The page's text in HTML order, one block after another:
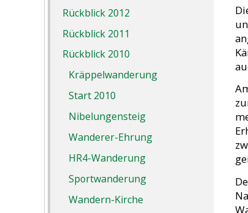
Rückblick 2012
Rückblick 2011
Rückblick 2010
Kräppelwanderung
Start 2010
Nibelungensteig
Wanderer-Ehrung
HR4-Wanderung
Sportwanderung
Wandern-Kirche